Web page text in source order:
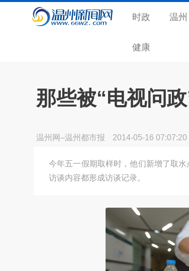
时政 温州
健康
那些被“电视问
温州网–温州都市报 2014-05-16 07:07:20
今年五一假期取样时，他们新增了取
访谈内容都形成访谈记录。